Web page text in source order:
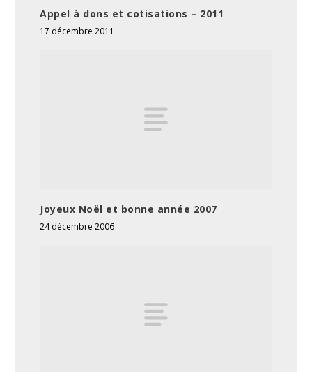
Appel à dons et cotisations – 2011
17 décembre 2011
Joyeux Noël et bonne année 2007
24 décembre 2006